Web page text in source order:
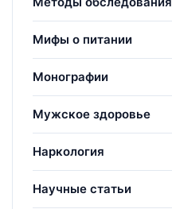
Мифы о питании
Монографии
Мужское здоровье
Наркология
Научные статьи